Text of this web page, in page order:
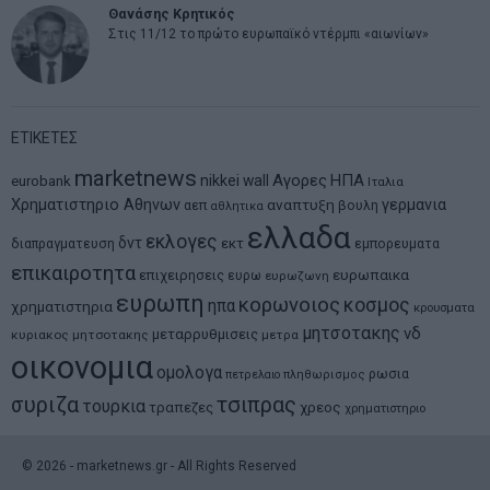
Θανάσης Κρητικός
Στις 11/12 το πρώτο ευρωπαϊκό ντέρμπι «αιωνίων»
ΕΤΙΚΕΤΕΣ
eurobank marketnews nikkei wall Αγορες ΗΠΑ Ιταλια
Χρηματιστηριο Αθηνων αεπ αθλητικα αναπτυξη βουλη γερμανια
διαπραγματευση δντ εκλογες εκτ ελλαδα εμπορευματα
επικαιροτητα επιχειρησεις ευρω ευρωζωνη ευρωπαικα
χρηματιστηρια ευρωπη ηπα κορωνοιος κοσμος κρουσματα
κυριακος μητσοτακης μεταρρυθμισεις μετρα μητσοτακης νδ
οικονομια ομολογα πετρελαιο πληθωρισμος ρωσια
συριζα τουρκια τραπεζες τσιπρας χρεος χρηματιστηριο
© 2026 - marketnews.gr - All Rights Reserved